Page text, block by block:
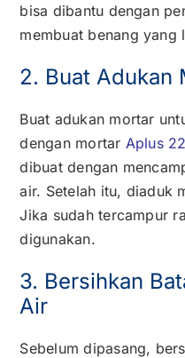
bisa dibantu dengan
membuat benang yang
2. Buat Adukan
Buat adukan mortar
dengan mortar Aplus
dibuat dengan
air. Setelah itu, diaduk
Jika sudah tercampur
digunakan.
3. Bersihkan
Air
Sebelum dipasang,